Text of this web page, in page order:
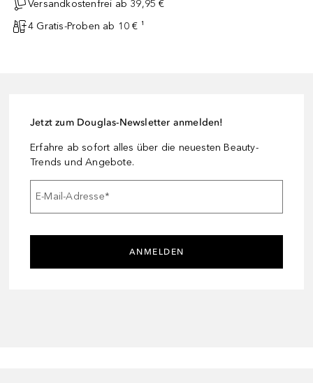
Versandkostenfrei ab 39,95 €
4 Gratis-Proben ab 10 € ¹
Jetzt zum Douglas-Newsletter anmelden!
Erfahre ab sofort alles über die neuesten Beauty-
Trends und Angebote.
E-Mail-Adresse*
ANMELDEN